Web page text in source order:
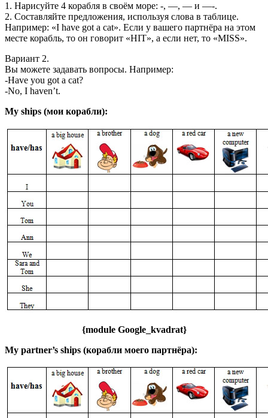
1. Нарисуйте 4 корабля в своём море: -, —, — и —-.
2. Составляйте предложения, используя слова в таблице.
Например: «I have got a cat». Если у вашего партнёра на этом
месте корабль, то он говорит «HIT», а если нет, то «MISS».
Вариант 2.
Вы можете задавать вопросы. Например:
-Have you got a cat?
-No, I haven’t.
My ships (мои корабли):
{module Google_kvadrat}
My partner’s ships (корабли моего партнёра):